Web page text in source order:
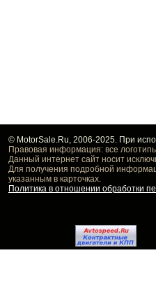
© MotorSale.Ru, 2006-2025. При
Правовая информация: все
Данный интернет сайт носит
Для получения подробной
указанным в карточках.
Политика в отношении обработки